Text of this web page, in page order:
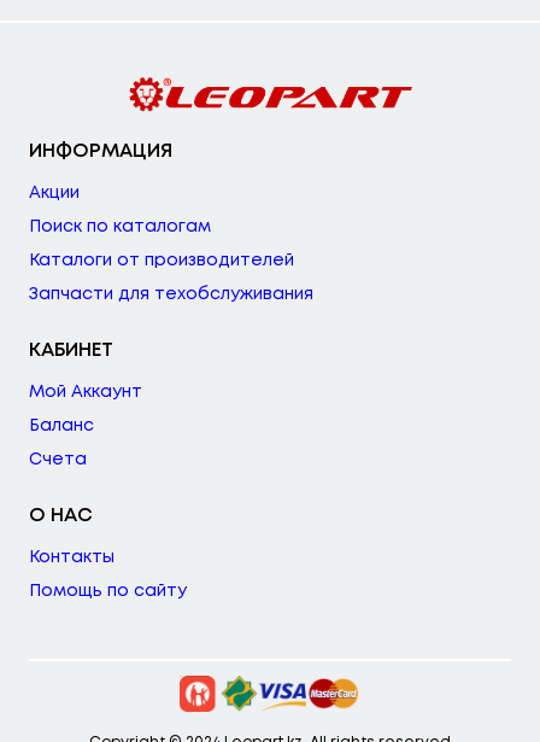
ИНФОРМАЦИЯ
Акции
Поиск по каталогам
Каталоги от производителей
Запчасти для техобслуживания
КАБИНЕТ
Мой Аккаунт
Баланс
Счета
О НАС
Контакты
Помощь по сайту